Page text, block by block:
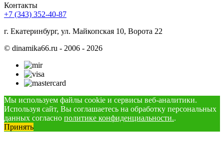
Контакты
+7 (343) 352-40-87
г. Екатеринбург, ул. Майкопская 10, Ворота 22
© dinamika66.ru - 2006 - 2026
Мы используем файлы cookie и сервисы веб-аналитики.
Используя сайт, Вы соглашаетесь на обработку персональных
данных согласно политике конфиденциальности..
Принять